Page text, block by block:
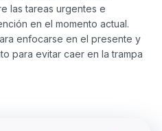
las tareas urgentes e
en el momento actual.
enfocarse en el presente y
para evitar caer en la trampa